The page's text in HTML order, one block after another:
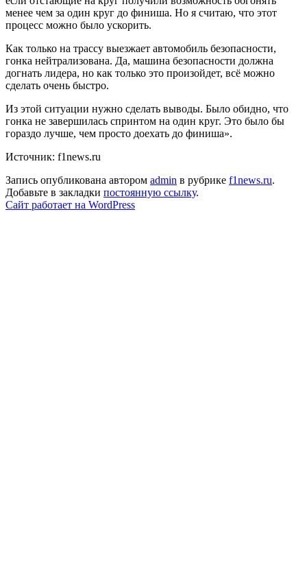
менее чем за один круг до финиша. Но я считаю, что этот
процесс можно было ускорить.
Как только на трассу выезжает автомобиль безопасности,
гонка нейтрализована. Да, машина безопасности должна
догнать лидера, но как только это произойдет, всё можно
сделать очень быстро.
Из этой ситуации нужно сделать выводы. Было обидно, что
гонка не завершилась спринтом на один круг. Это было бы
гораздо лучше, чем просто доехать до финиша».
Источник: f1news.ru
Запись опубликована автором admin в рубрике f1news.ru.
Добавьте в закладки постоянную ссылку.
Сайт работает на WordPress